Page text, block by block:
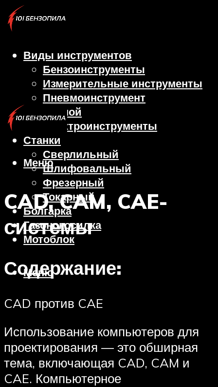
Виды инструментов
Бензоинструменты
Измерительные инструменты
Пневмоинструмент
Ручной
Электроинструменты
Станки
Сверлильный
Шлифовальный
Фрезерный
Токарный
Болгарка
Газонокосилка
Мотоблок
Меню
Меню
CAD, CAM, CAE-
системы
Содержание:
CAD против CAE
Использование компьютеров для
проектирования — это обширная
тема, включающая CAD, CAM и
CAE. Компьютерное